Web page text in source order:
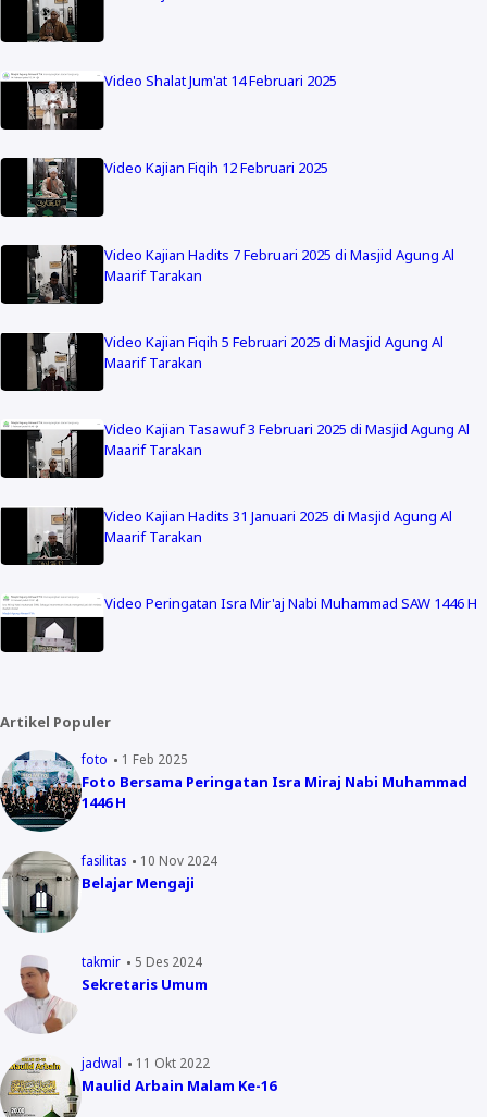
Video Shalat Jum'at 14 Februari 2025
Video Kajian Fiqih 12 Februari 2025
Video Kajian Hadits 7 Februari 2025 di Masjid Agung Al
Maarif Tarakan
Video Kajian Fiqih 5 Februari 2025 di Masjid Agung Al
Maarif Tarakan
Video Kajian Tasawuf 3 Februari 2025 di Masjid Agung Al
Maarif Tarakan
Video Kajian Hadits 31 Januari 2025 di Masjid Agung Al
Maarif Tarakan
Video Peringatan Isra Mir'aj Nabi Muhammad SAW 1446 H
Artikel Populer
foto 1 Feb 2025
Foto Bersama Peringatan Isra Miraj Nabi Muhammad
1446 H
fasilitas 10 Nov 2024
Belajar Mengaji
takmir 5 Des 2024
Sekretaris Umum
jadwal 11 Okt 2022
Maulid Arbain Malam Ke-16